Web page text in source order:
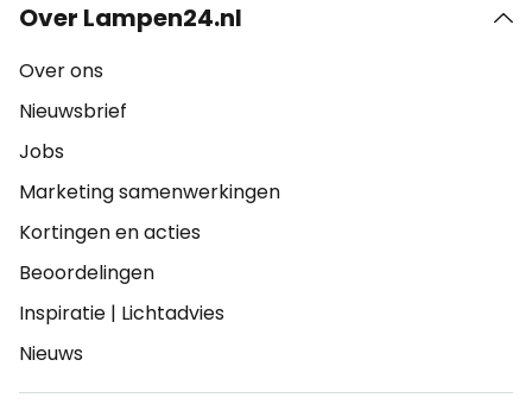
Over Lampen24.nl
Over ons
Nieuwsbrief
Jobs
Marketing samenwerkingen
Kortingen en acties
Beoordelingen
Inspiratie | Lichtadvies
Nieuws